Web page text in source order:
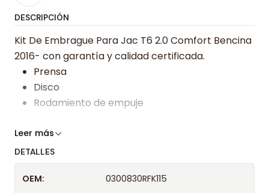
DESCRIPCIÓN
Kit De Embrague Para Jac T6 2.0 Comfort Bencina
2016- con garantía y calidad certificada.
Prensa
Disco
Rodamiento de empuje
Somos especialistas en embragues desde 2019,
Leer más
DETALLES
OEM: 0300830RFK115